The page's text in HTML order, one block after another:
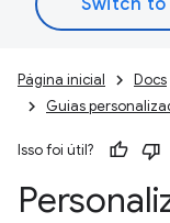
Página inicial Docs
Guias
Isso foi útil?